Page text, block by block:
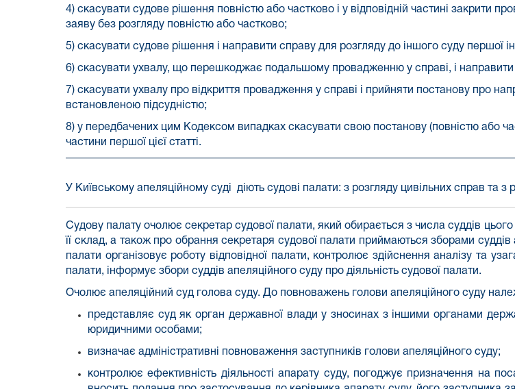
4) скасувати судове рішення повністю або частково і у відповідній частині закрити
заяву без розгляду повністю або частково;
5) скасувати судове рішення і направити справу для розгляду до іншого суду першої
6) скасувати ухвалу, що перешкоджає подальшому провадженню у справі, і направити
7) скасувати ухвалу про відкриття провадження у справі і прийняти постанову про
встановленою підсудністю;
8) у передбачених цим Кодексом випадках скасувати свою постанову (повністю або
частини першої цієї статті.
У Київському апеляційному суді діють судові палати: з розгляду цивільних справ та з
Судову палату очолює секретар судової палати, який обирається з числа суддів
її склад, а також про обрання секретаря судової палати приймаються зборами
палати організовує роботу відповідної палати, контролює здійснення аналізу та
палати, інформує збори суддів апеляційного суду про діяльність судової палати.
Очолює апеляційний суд голова суду. До повноважень голови апеляційного суду
представляє суд як орган державної влади у зносинах з іншими органами
юридичними особами;
визначає адміністративні повноваження заступників голови апеляційного суду;
контролює ефективність діяльності апарату суду, погоджує призначення на